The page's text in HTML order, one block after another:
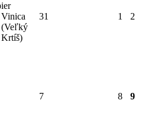
Vinica
(Veľký
Krtíš)
31 1 2
7 8 9